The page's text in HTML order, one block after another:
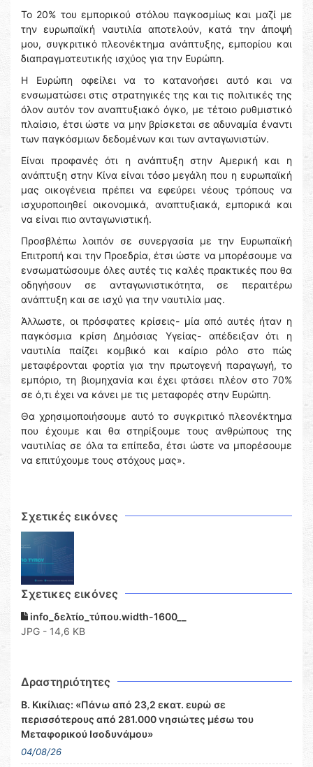
Το 20% του εμπορικού στόλου παγκοσμίως και μαζί με
την ευρωπαϊκή ναυτιλία αποτελούν, κατά την άποψή
μου, συγκριτικό πλεονέκτημα ανάπτυξης, εμπορίου και
διαπραγματευτικής ισχύος για την Ευρώπη.
Η Ευρώπη οφείλει να το κατανοήσει αυτό και να
ενσωματώσει στις στρατηγικές της και τις πολιτικές της
όλον αυτόν τον αναπτυξιακό όγκο, με τέτοιο ρυθμιστικό
πλαίσιο, έτσι ώστε να μην βρίσκεται σε αδυναμία έναντι
των παγκόσμιων δεδομένων και των ανταγωνιστών.
Είναι προφανές ότι η ανάπτυξη στην Αμερική και η
ανάπτυξη στην Κίνα είναι τόσο μεγάλη που η ευρωπαϊκή
μας οικογένεια πρέπει να εφεύρει νέους τρόπους να
ισχυροποιηθεί οικονομικά, αναπτυξιακά, εμπορικά και
να είναι πιο ανταγωνιστική.
Προσβλέπω λοιπόν σε συνεργασία με την Ευρωπαϊκή
Επιτροπή και την Προεδρία, έτσι ώστε να μπορέσουμε να
ενσωματώσουμε όλες αυτές τις καλές πρακτικές που θα
οδηγήσουν σε ανταγωνιστικότητα, σε περαιτέρω
ανάπτυξη και σε ισχύ για την ναυτιλία μας.
Άλλωστε, οι πρόσφατες κρίσεις- μία από αυτές ήταν η
παγκόσμια κρίση Δημόσιας Υγείας- απέδειξαν ότι η
ναυτιλία παίζει κομβικό και καίριο ρόλο στο πώς
μεταφέρονται φορτία για την πρωτογενή παραγωγή, το
εμπόριο, τη βιομηχανία και έχει φτάσει πλέον στο 70%
σε ό,τι έχει να κάνει με τις μεταφορές στην Ευρώπη.
Θα χρησιμοποιήσουμε αυτό το συγκριτικό πλεονέκτημα
που έχουμε και θα στηρίξουμε τους ανθρώπους της
ναυτιλίας σε όλα τα επίπεδα, έτσι ώστε να μπορέσουμε
να επιτύχουμε τους στόχους μας».
Σχετικές εικόνες
Σχετικες εικόνες
info_δελτίο_τύπου.width-1600__
JPG - 14,6 KB
Δραστηριότητες
Β. Κικίλιας: «Πάνω από 23,2 εκατ. ευρώ σε
περισσότερους από 281.000 νησιώτες μέσω του
Μεταφορικού Ισοδυνάμου»
04/08/26